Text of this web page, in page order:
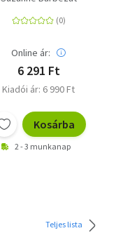
Online ár:
6 291 Ft
Kiadói ár: 6 990 Ft
Kosárba
2 - 3 munkanap
Teljes lista